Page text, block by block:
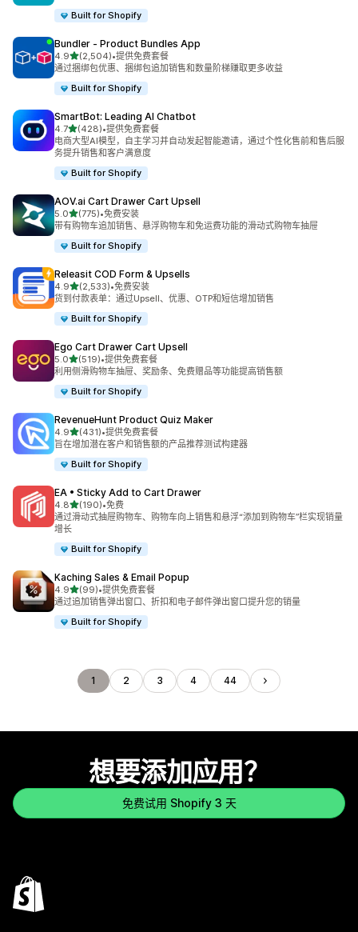
Built for Shopify
Bundler ‑ Product Bundles App
4.9星（满分 5 星）
(2,504)
总共 2504 条评论
•提供免费套餐
通过捆绑包优惠、捆绑包追加销售和数量阶梯赚取更多收益
Built for Shopify
SmartBot: Leading AI Chatbot
4.7星（满分 5 星）
(428)
总共 428 条评论
•提供免费套餐
电商大型AI模型，自主学习并自动发起智能邀请，通过个性化售前和售后服
务提升销售和客户满意度
Built for Shopify
AOV.ai Cart Drawer Cart Upsell
5.0星（满分 5 星）
(775)
总共 775 条评论
•免费安装
带有购物车追加销售、悬浮购物车和免运费功能的滑动式购物车抽屉
Built for Shopify
Releasit COD Form & Upsells
4.9星（满分 5 星）
(2,533)
总共 2533 条评论
•免费安装
货到付款表单：通过Upsell、优惠、OTP和短信增加销售
Built for Shopify
Ego Cart Drawer Cart Upsell
5.0星（满分 5 星）
(519)
总共 519 条评论
•提供免费套餐
利用侧滑购物车抽屉、奖励条、免费赠品等功能提高销售额
Built for Shopify
RevenueHunt Product Quiz Maker
4.9星（满分 5 星）
(431)
总共 431 条评论
•提供免费套餐
旨在增加潜在客户和销售额的产品推荐测试构建器
Built for Shopify
EA • Sticky Add to Cart Drawer
4.8星（满分 5 星）
(190)
总共 190 条评论
•免费
通过滑动式抽屉购物车、购物车向上销售和悬浮“添加到购物车”栏实现销量
增长
Built for Shopify
Kaching Sales & Email Popup
4.9星（满分 5 星）
(99)
总共 99 条评论
•提供免费套餐
通过追加销售弹出窗口、折扣和电子邮件弹出窗口提升您的销量
Built for Shopify
1 2 3 4 44
想要添加应用？
免费试用 Shopify 3 天